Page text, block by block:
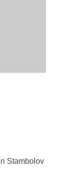
Stambolov